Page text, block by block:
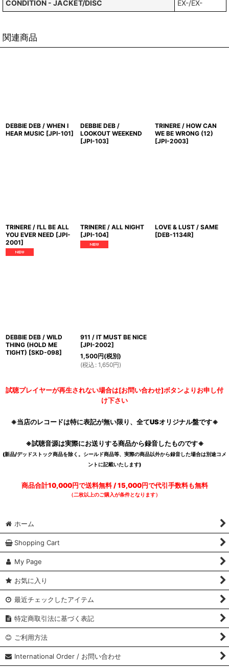
CONDITION - JACKET/DISC
EX-/EX-
関連商品
DEBBIE DEB / WHEN I
HEAR MUSIC [JPI-101]
DEBBIE DEB /
LOOKOUT WEEKEND
[JPI-103]
TRINERE / HOW CAN
WE BE WRONG (12)
[JPI-2003]
TRINERE / I'LL BE ALL
YOU EVER NEED [JPI-
2001]
TRINERE / ALL NIGHT
[JPI-104]
LOVE & LUST / SAME
[DEB-1134R]
DEBBIE DEB / WILD
THING (HOLD ME
TIGHT) [SKD-098]
911 / IT MUST BE NICE
[JPI-2002]
1,500円(税別)
(税込 : 1,650円)
試聴プレイヤーが再生されない場合は[お問い合わせ]ボタンよりお申し付
け下さい
※当店のレコードは特に表記が無い限り、全てUSオリジナル盤です※
※試聴音源は実際にお送りする商品から録音したものです※
(新品/デッドストック商品を除く。シールド商品等、実際の商品以外から録音した場合は別途コメ
ントに記載いたします)
商品合計10,000円で送料無料 / 15,000円で代引手数料も無料
（二枚以上のご購入が条件となります）
ホーム
Shopping Cart
My Page
お気に入り
最近チェックしたアイテム
特定商取引法に基づく表記
ご利用方法
International Order / お問い合わせ